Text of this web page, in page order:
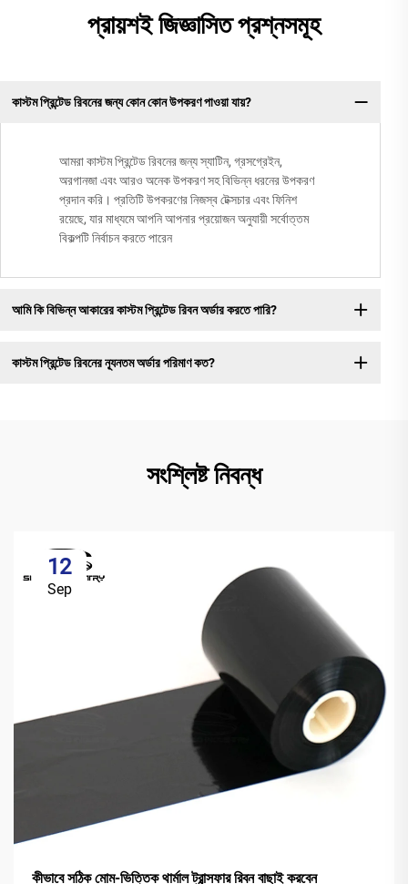
প্রায়শই জিজ্ঞাসিত প্রশ্নসমূহ
কাস্টম প্রিন্টেড রিবনের জন্য কোন কোন উপকরণ পাওয়া যায়?
আমরা কাস্টম প্রিন্টেড রিবনের জন্য স্যাটিন, গ্রসগ্রেইন,
অরগানজা এবং আরও অনেক উপকরণ সহ বিভিন্ন ধরনের উপকরণ
প্রদান করি। প্রতিটি উপকরণের নিজস্ব টেক্সচার এবং ফিনিশ
রয়েছে, যার মাধ্যমে আপনি আপনার প্রয়োজন অনুযায়ী সর্বোত্তম
বিকল্পটি নির্বাচন করতে পারেন
আমি কি বিভিন্ন আকারের কাস্টম প্রিন্টেড রিবন অর্ডার করতে পারি?
কাস্টম প্রিন্টেড রিবনের ন্যূনতম অর্ডার পরিমাণ কত?
সংশ্লিষ্ট নিবন্ধ
12
Sep
কীভাবে সঠিক মোম-ভিত্তিক থার্মাল ট্রান্সফার রিবন বাছাই করবেন